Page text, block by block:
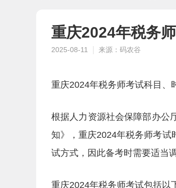
重庆2024年税务
2025-08-11 来源：码农谷
重庆2024年税务师考试科目、
根据人力资源社会保障部办公
知》，重庆2024年税务师考
试方式，因此备考时需要适当
重庆2024年税务师考试包括以